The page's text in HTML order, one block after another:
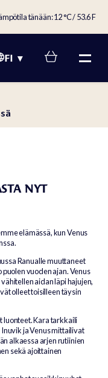
tänään: 12 °C / 53.6 F
FI
NYT
elämässä, kun Venus
Ranualle muuttaneet
vuoden ajan. Venus
aidan läpi hajujen,
olleet toisilleen täysin
luonteet. Kara tarkkaili
ja Venus mittailivat
alkaessa arjen rutiinien
sekä ajoittainen